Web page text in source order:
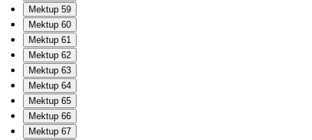
Mektup 59
Mektup 60
Mektup 61
Mektup 62
Mektup 63
Mektup 64
Mektup 65
Mektup 66
Mektup 67